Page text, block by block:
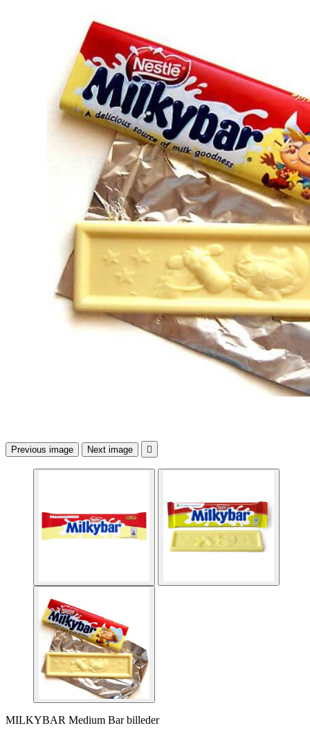
Previous image Next image 
MILKYBAR Medium Bar billeder